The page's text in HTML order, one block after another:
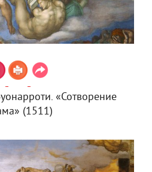
«Сотворение
(1511)